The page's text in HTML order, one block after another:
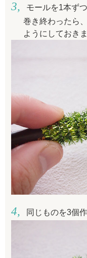
モールを1本ず
巻き終わったら
ようにしておきま
同じものを3個作